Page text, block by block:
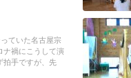
ていた名古屋宗
ナ禍にこうして演
拍手ですが、先